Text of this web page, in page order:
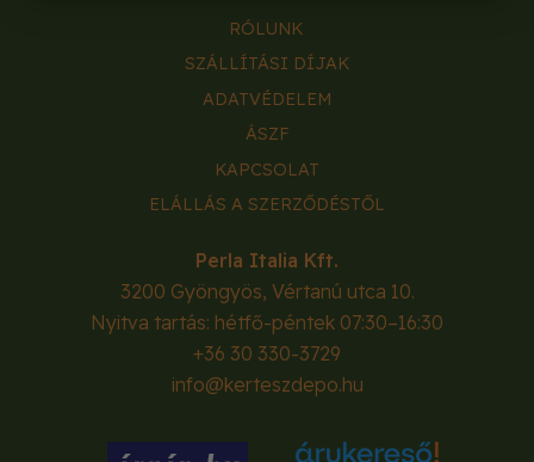
RÓLUNK
SZÁLLÍTÁSI DÍJAK
ADATVÉDELEM
ÁSZF
KAPCSOLAT
ELÁLLÁS A SZERZŐDÉSTŐL
Perla Italia Kft.
3200 Gyöngyös, Vértanú utca 10.
Nyitva tartás: hétfő-péntek 07:30–16:30
+36 30 330-3729
info@kerteszdepo.hu